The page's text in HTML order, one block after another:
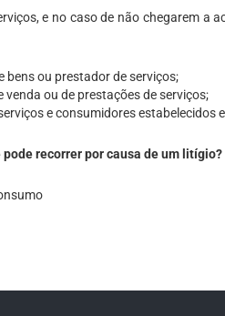
e no caso de não chegarem a
bens ou prestador de serviços;
ou de prestações de serviços;
e consumidores estabelecidos
recorrer por causa de um litígio?